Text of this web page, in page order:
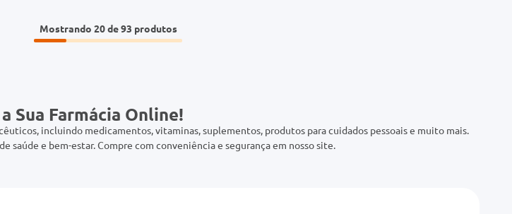
Mostrando 20 de 93
Sua Farmácia Online!
incluindo medicamentos, vitaminas, suplementos, produtos para cuidados pessoais e muito mais.
saúde e bem-estar. Compre com conveniência e segurança em nosso site.